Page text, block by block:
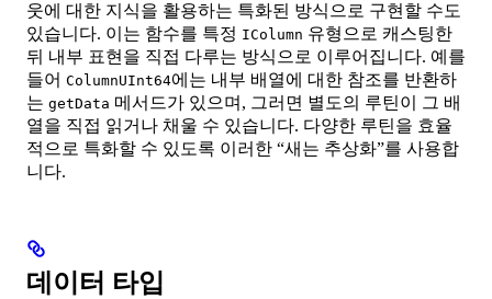
웃에 대한 지식을 활용하는 특화된 방식으로 구현할 수도
있습니다. 이는 함수를 특정 IColumn 유형으로 캐스팅한
뒤 내부 표현을 직접 다루는 방식으로 이루어집니다. 예를
들어 ColumnUInt64에는 내부 배열에 대한 참조를 반환하
는 getData 메서드가 있으며, 그러면 별도의 루틴이 그 배
열을 직접 읽거나 채울 수 있습니다. 다양한 루틴을 효율
적으로 특화할 수 있도록 이러한 “새는 추상화”를 사용합
니다.
데이터 타입